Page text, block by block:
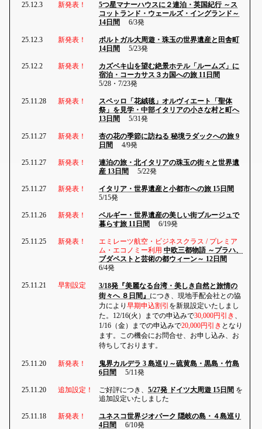
25.12.3 新発表！
5つ星マナーハウスに２連泊・英国紀行 ～ス
コットランド・ウェールズ・イングランド～
14日間
6/3発
25.12.3 新発表！
ポルトガル大周遊・珠玉の世界遺産と田舎町
14日間
5/23発
25.12.2 新発表！
カズベキ山を望む絶景ホテル「ルームズ」に
宿泊・コーカサス３カ国への旅 11日間
5/28・7/23発
25.11.28 新発表！
スペッロ「花絨毯」オルヴィエート「聖体
祭」を見学・中部イタリアの小さな村と町へ
13日間
5/31発
25.11.27 新発表！
杏の花の季節に訪ねる 秘境ラダックへの旅 9
日間
4/9発
25.11.27 新発表！
連泊の旅・北イタリアの珠玉の街々と世界遺
産 13日間
5/22発
25.11.27 新発表！
イタリア・世界遺産と小都市への旅 15日間
5/15発
25.11.26 新発表！
ベルギー・世界遺産の美しい街ブルージュで
暮らす旅 11日間
6/19発
25.11.25 新発表！
エミレーツ航空・ビジネスクラス / プレミア
ム・エコノミー利用 中欧三都物語 ～プラハ、
ブダペストと芸術の都ウィーン～ 12日間
6/4発
25.11.21 早割設定
3/18発『美麗なる台湾・美しき自然と旅情の
街々へ ８日間』 につき、現地手配会社との協
力により早期申込割引 を新規設定いたしまし
た。12/16(火）までの申込みで30,000円引き
1/16（金）までの申込みで20,000円引き となり
ます。この機会にお問合せ、お申し込み、お
待ちしております。
25.11.20 新発表！
鬼界カルデラ 3 島巡り～硫黄島・黒島・竹島
6日間
5/11発
25.11.20 追加設定！ ご好評につき、5/27発 ドイツ大周遊 15日間 を
追加設定いたしました
25.11.18 新発表！
ユネスコ世界ジオパーク 隠岐の島・４島巡り
4日間
6/10発